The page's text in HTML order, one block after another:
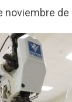
noviembre de